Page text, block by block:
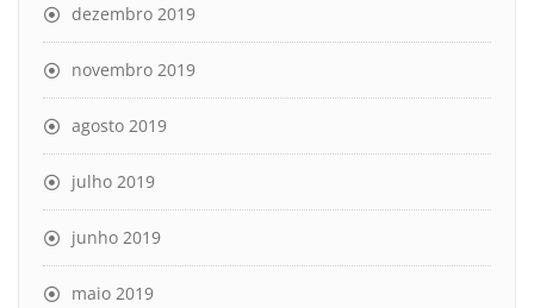
dezembro 2019
novembro 2019
agosto 2019
julho 2019
junho 2019
maio 2019